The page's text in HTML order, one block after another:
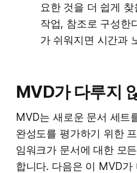
요한 것을 더 쉽게
작업, 참조로 구성한
가 쉬워지면 시간과
MVD가 다루지
MVD는 새로운 문서 세트
완성도를 평가하기 위한
임워크가 문서에 대한 모
합니다. 다음은 이 MVD